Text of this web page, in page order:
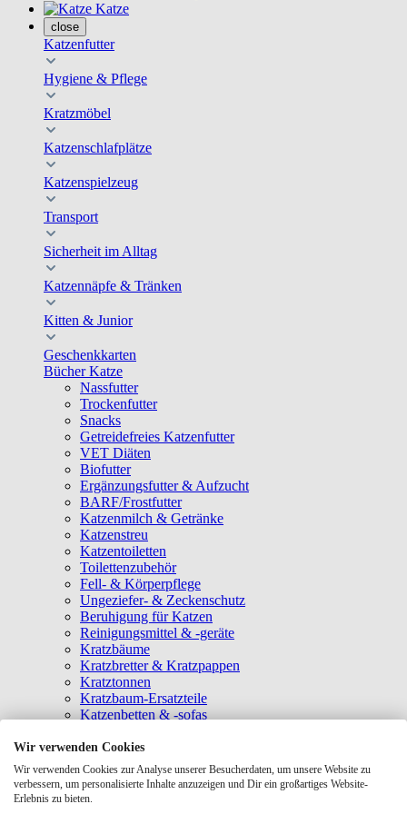
Katze
close
Katzenfutter
Hygiene & Pflege
Kratzmöbel
Katzenschlafplätze
Katzenspielzeug
Transport
Sicherheit im Alltag
Katzennäpfe & Tränken
Kitten & Junior
Geschenkkarten
Bücher Katze
Nassfutter
Trockenfutter
Snacks
Getreidefreies Katzenfutter
VET Diäten
Biofutter
Ergänzungsfutter & Aufzucht
BARF/Frostfutter
Katzenmilch & Getränke
Katzenstreu
Katzentoiletten
Toilettenzubehör
Fell- & Körperpflege
Ungeziefer- & Zeckenschutz
Beruhigung für Katzen
Reinigungsmittel & -geräte
Kratzbäume
Kratzbretter & Kratzpappen
Kratztonnen
Kratzbaum-Ersatzteile
Katzenbetten & -sofas
Katzenhäuser
Hängematten & Fensterliegeplätze
Katzendecken & -matten
Baldrian- & Catnipspielzeug
Wir verwenden Cookies
Wir verwenden Cookies zur Analyse unserer Besucherdaten, um unsere Website zu
verbessern, um personalisierte Inhalte anzuzeigen und Dir ein großartiges Website-
Erlebnis zu bieten.